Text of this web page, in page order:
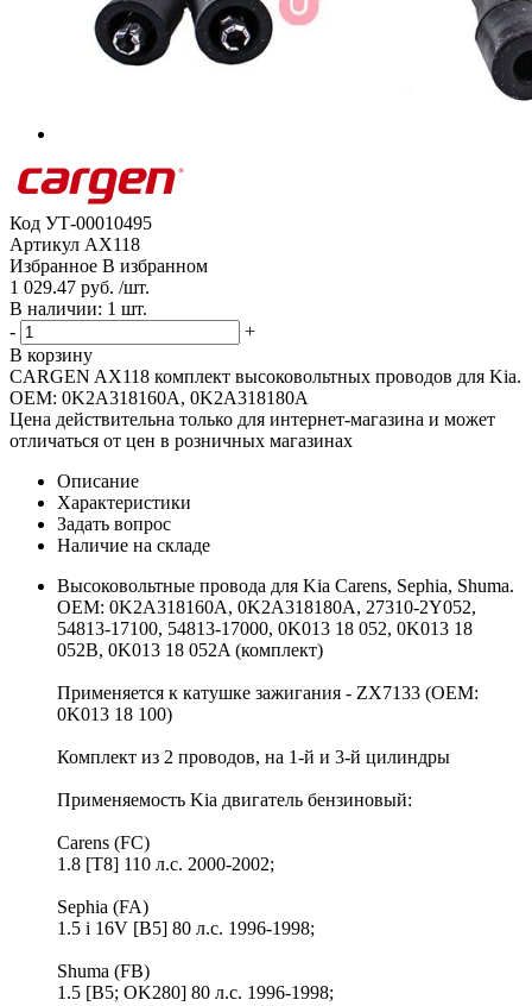
Код УТ-00010495
Артикул AX118
Избранное В избранном
1 029.47 руб. /шт.
В наличии: 1 шт.
-
+
В корзину
CARGEN AX118 комплект высоковольтных проводов для Kia.
OEM: 0K2A318160A, 0K2A318180A
Цена действительна только для интернет-магазина и может
отличаться от цен в розничных магазинах
Описание
Характеристики
Задать вопрос
Наличие на складе
Высоковольтные провода для Kia Carens, Sephia, Shuma.
OEM: 0K2A318160A, 0K2A318180A, 27310-2Y052,
54813-17100, 54813-17000, 0K013 18 052, 0K013 18
052B, 0K013 18 052A (комплект)
Применяется к катушке зажигания - ZX7133 (OEM:
0K013 18 100)
Комплект из 2 проводов, на 1-й и 3-й цилиндры
Применяемость Kia двигатель бензиновый:
Carens (FC)
1.8 [T8] 110 л.с. 2000-2002;
Sephia (FA)
1.5 i 16V [B5] 80 л.с. 1996-1998;
Shuma (FB)
1.5 [B5; OK280] 80 л.с. 1996-1998;